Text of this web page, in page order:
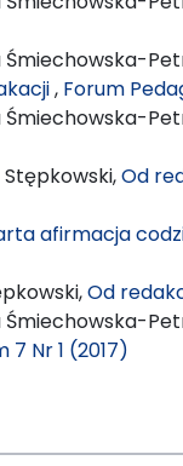
Śmiechowska-
, Forum
Śmiechowska-
Stępkowski,Od
afirmacja
Od
7 Nr 1 (2017)